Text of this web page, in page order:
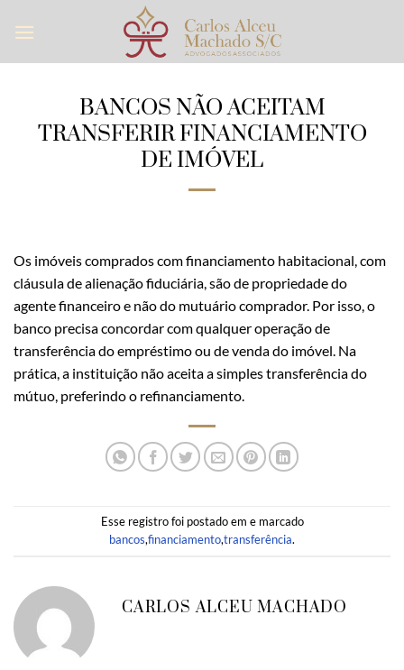
BANCOS NÃO ACEITAM
TRANSFERIR FINANCIAMENTO
DE IMÓVEL
Os imóveis comprados com financiamento habitacional, com
cláusula de alienação fiduciária, são de propriedade do
agente financeiro e não do mutuário comprador. Por isso, o
banco precisa concordar com qualquer operação de
transferência do empréstimo ou de venda do imóvel. Na
prática, a instituição não aceita a simples transferência do
mútuo, preferindo o refinanciamento.
Esse registro foi postado em e marcado
bancos,financiamento,transferência.
CARLOS ALCEU MACHADO